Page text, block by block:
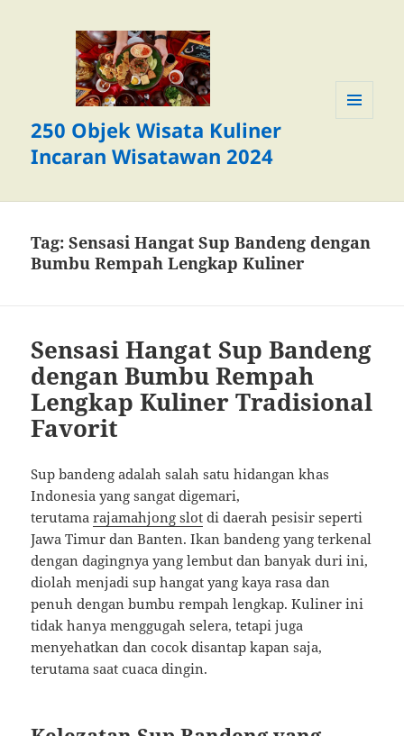
250 Objek Wisata Kuliner
Incaran Wisatawan 2024
Tag:Sensasi Hangat Sup Bandeng dengan
Bumbu Rempah Lengkap Kuliner
Sensasi Hangat Sup Bandeng
dengan Bumbu Rempah
Lengkap Kuliner Tradisional
Favorit
Sup bandeng adalah salah satu hidangan khas
Indonesia yang sangat digemari,
terutamarajamahjong slot di daerah pesisir seperti
Jawa Timur dan Banten. Ikan bandeng yang terkenal
dengan dagingnya yang lembut dan banyak duri ini,
diolah menjadi sup hangat yang kaya rasa dan
penuh dengan bumbu rempah lengkap. Kuliner ini
tidak hanya menggugah selera, tetapi juga
menyehatkan dan cocok disantap kapan saja,
terutama saat cuaca dingin.